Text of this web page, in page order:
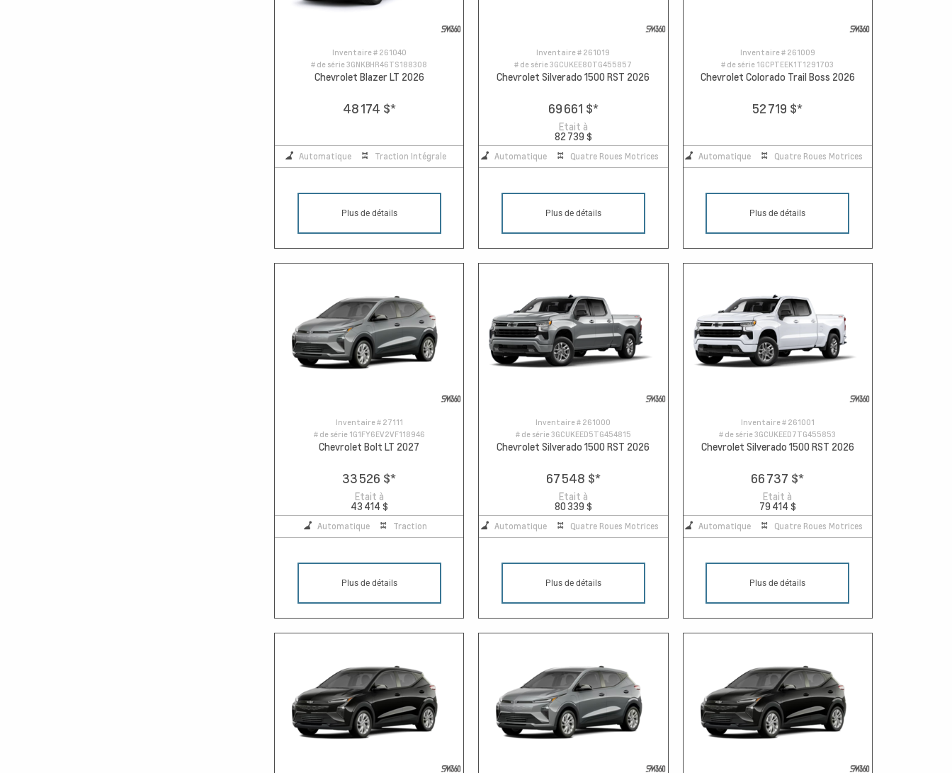
Inventaire # 261040
# de série3GNKBHR46TS188308
Chevrolet Blazer LT 2026
48 174 $*
Automatique Traction Intégrale
Plus de détails
Inventaire # 261019
# de série3GCUKEE80TG455857
Chevrolet Silverado 1500 RST 2026
69 661 $*
Etait à
82 739 $
Automatique Quatre Roues Motrices
Plus de détails
Inventaire # 261009
# de série 1GCPTEEK1T1291703
Chevrolet Colorado Trail Boss 2026
52 719 $*
Automatique Quatre Roues Motrices
Plus de détails
Inventaire # 27111
# de série 1G1FY6EV2VF118946
Chevrolet Bolt LT 2027
33 526 $*
Etait à
43 414 $
Automatique Traction
Plus de détails
Inventaire # 261000
# de série3GCUKEED5TG454815
Chevrolet Silverado 1500 RST 2026
67 548 $*
Etait à
80 339 $
Automatique Quatre Roues Motrices
Plus de détails
Inventaire # 261001
# de série3GCUKEED7TG455853
Chevrolet Silverado 1500 RST 2026
66 737 $*
Etait à
79 414 $
Automatique Quatre Roues Motrices
Plus de détails